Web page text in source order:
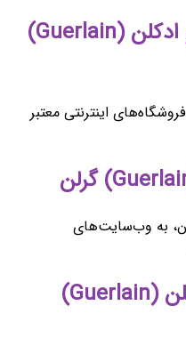
فروشگاه اینترنتی عطر و ادکلن (Guerlain)
اینترنتی معتبر
به وب‌سایت‌های
ارسال رایگان عطر و ادکلن (Guerlain)